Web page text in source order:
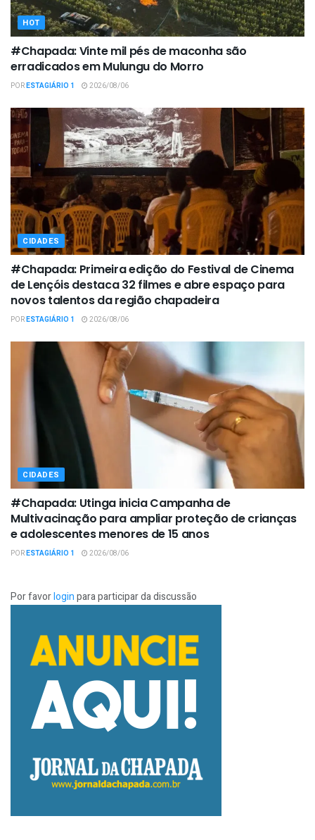
HOT
#Chapada: Vinte mil pés de maconha são
erradicados em Mulungu do Morro
PORESTAGIÁRIO 1 2026/08/06
CIDADES
#Chapada: Primeira edição do Festival de Cinema
de Lençóis destaca 32 filmes e abre espaço para
novos talentos da região chapadeira
PORESTAGIÁRIO 1 2026/08/06
CIDADES
#Chapada: Utinga inicia Campanha de
Multivacinação para ampliar proteção de crianças
e adolescentes menores de 15 anos
PORESTAGIÁRIO 1 2026/08/06
Por favorloginpara participar da discussão